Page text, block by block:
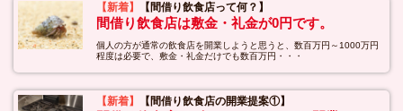
【新着】 【間借り飲食店って何？】
間借り飲食店は敷金・礼金が0円です。
個人の方が通常の飲食店を開業しようと思うと、数百万円～1000万円
程度は必要で、敷金・礼金だけでも数百万円・・・
【新着】 【間借り飲食店の開業提案①】